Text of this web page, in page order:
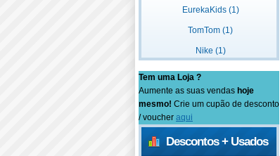
EurekaKids (1)
TomTom (1)
Nike (1)
Tem uma Loja ?
Aumente as suas vendas hoje
mesmo! Crie um cupão de desconto
/ voucher aqui
Descontos + Usados